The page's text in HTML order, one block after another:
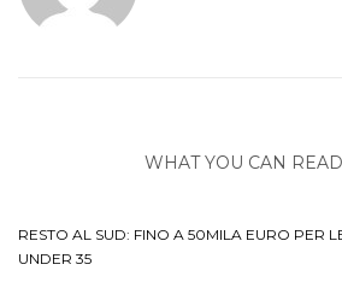
WHAT YOU CAN
RESTO AL SUD: FINO A 50MILA EURO PER
UNDER 35